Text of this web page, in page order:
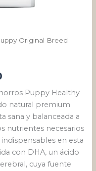
Original Breed
Puppy Healthy
natural premium
sana y balanceada a
nutrientes necesarios
en esta
con DHA, un ácido
cuya fuente